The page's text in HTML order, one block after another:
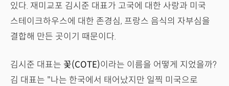
있다. 재미교포 김시준 대표가 고국에 대한 사랑과 미국
스테이크하우스에 대한 존경심, 프랑스 음식의 자부심을
결합해 만든 곳이기 때문이다.
김시준 대표는 꽃(COTE)이라는 이름을 어떻게 지었을까?
김 대표는 "나는 한국에서 태어났지만 일찍 미국으로